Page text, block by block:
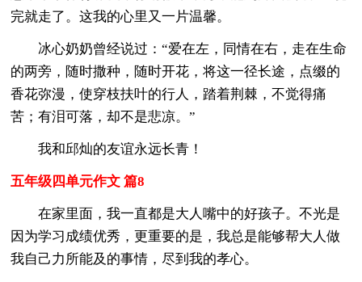
完就走了。这我的心里又一片温馨。
冰心奶奶曾经说过：“爱在左，同情在右，走在生命
的两旁，随时撒种，随时开花，将这一径长途，点缀的
香花弥漫，使穿枝扶叶的行人，踏着荆棘，不觉得痛
苦；有泪可落，却不是悲凉。”
我和邱灿的友谊永远长青！
五年级四单元作文 篇8
在家里面，我一直都是大人嘴中的好孩子。不光是
因为学习成绩优秀，更重要的是，我总是能够帮大人做
我自己力所能及的事情，尽到我的孝心。